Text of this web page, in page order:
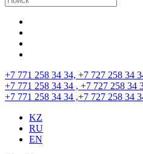
+7 771 258 34 34, +7 727 258 34
+7 771 258 34 34 , +7 727 258 34
+7 771 258 34 34 ,+7 727 258 34
KZ
RU
EN